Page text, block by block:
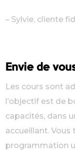
– Sylvie, cliente
Envie de
Les cours sont
l’objectif est de
capacités, dans
accueillant.
programmation